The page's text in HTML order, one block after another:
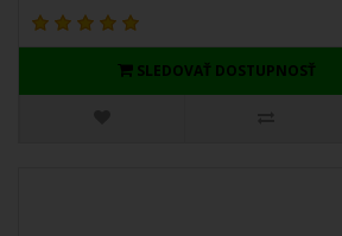
SLEDOVAŤ DOSTUPNOSŤ